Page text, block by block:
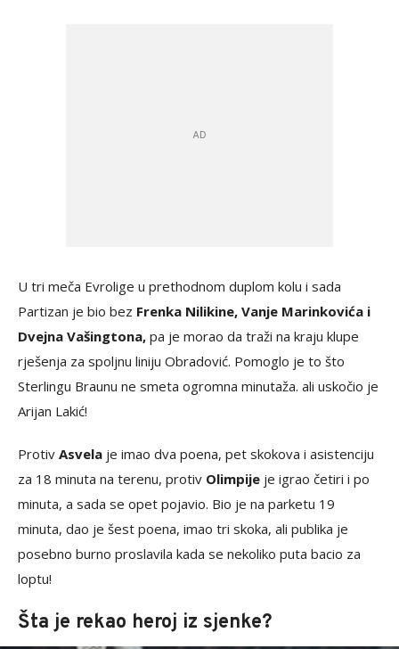
U tri meča Evrolige u prethodnom duplom kolu i sada
Partizan je bio bez Frenka Nilikine, Vanje Marinkovića i
Dvejna Vašingtona, pa je morao da traži na kraju klupe
rješenja za spoljnu liniju Obradović. Pomoglo je to što
Sterlingu Braunu ne smeta ogromna minutaža. ali uskočio je
Arijan Lakić!
Protiv Asvela je imao dva poena, pet skokova i asistenciju
za 18 minuta na terenu, protiv Olimpije je igrao četiri i po
minuta, a sada se opet pojavio. Bio je na parketu 19
minuta, dao je šest poena, imao tri skoka, ali publika je
posebno burno proslavila kada se nekoliko puta bacio za
loptu!
Šta je rekao heroj iz sjenke?